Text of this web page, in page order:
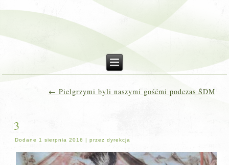
← Pielgrzymi byli naszymi gośćmi podczas ŚDM
3
Dodane 1 sierpnia 2016 |przez dyrekcja